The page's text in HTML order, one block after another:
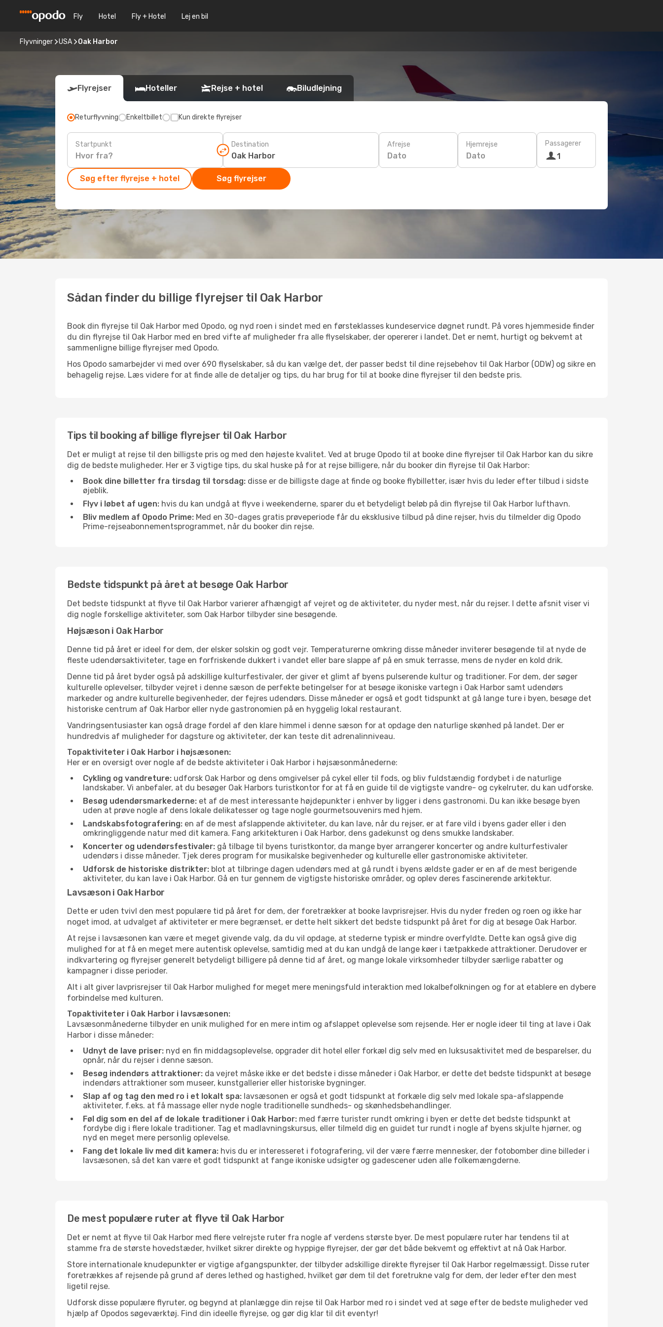
Fly Hotel Fly + Hotel Lej en bil
Flyvninger USA Oak Harbor
Flyrejser Hoteller Rejse + hotel Biludlejning
Returflyvning Enkeltbillet Kun direkte flyrejser
Startpunkt Destination Afrejse
Dato
Hjemrejse
Dato
Passagerer
1
Søg efter flyrejse + hotel Søg flyrejser
Sådan finder du billige flyrejser til Oak Harbor
Book din flyrejse til Oak Harbor med Opodo, og nyd roen i sindet med en førsteklasses kundeservice døgnet rundt. På vores hjemmeside finder
du din flyrejse til Oak Harbor med en bred vifte af muligheder fra alle flyselskaber, der opererer i landet. Det er nemt, hurtigt og bekvemt at
sammenligne billige flyrejser med Opodo.
Hos Opodo samarbejder vi med over 690 flyselskaber, så du kan vælge det, der passer bedst til dine rejsebehov til Oak Harbor (ODW) og sikre en
behagelig rejse. Læs videre for at finde alle de detaljer og tips, du har brug for til at booke dine flyrejser til den bedste pris.
Tips til booking af billige flyrejser til Oak Harbor
Det er muligt at rejse til den billigste pris og med den højeste kvalitet. Ved at bruge Opodo til at booke dine flyrejser til Oak Harbor kan du sikre
dig de bedste muligheder. Her er 3 vigtige tips, du skal huske på for at rejse billigere, når du booker din flyrejse til Oak Harbor:
Book dine billetter fra tirsdag til torsdag: disse er de billigste dage at finde og booke flybilletter, især hvis du leder efter tilbud i sidste
øjeblik.
Flyv i løbet af ugen: hvis du kan undgå at flyve i weekenderne, sparer du et betydeligt beløb på din flyrejse til Oak Harbor lufthavn.
Bliv medlem af Opodo Prime: Med en 30-dages gratis prøveperiode får du eksklusive tilbud på dine rejser, hvis du tilmelder dig Opodo
Prime-rejseabonnementsprogrammet, når du booker din rejse.
Bedste tidspunkt på året at besøge Oak Harbor
Det bedste tidspunkt at flyve til Oak Harbor varierer afhængigt af vejret og de aktiviteter, du nyder mest, når du rejser. I dette afsnit viser vi
dig nogle forskellige aktiviteter, som Oak Harbor tilbyder sine besøgende.
Højsæson i Oak Harbor
Denne tid på året er ideel for dem, der elsker solskin og godt vejr. Temperaturerne omkring disse måneder inviterer besøgende til at nyde de
fleste udendørsaktiviteter, tage en forfriskende dukkert i vandet eller bare slappe af på en smuk terrasse, mens de nyder en kold drik.
Denne tid på året byder også på adskillige kulturfestivaler, der giver et glimt af byens pulserende kultur og traditioner. For dem, der søger
kulturelle oplevelser, tilbyder vejret i denne sæson de perfekte betingelser for at besøge ikoniske vartegn i Oak Harbor samt udendørs
markeder og andre kulturelle begivenheder, der fejres udendørs. Disse måneder er også et godt tidspunkt at gå lange ture i byen, besøge det
historiske centrum af Oak Harbor eller nyde gastronomien på en hyggelig lokal restaurant.
Vandringsentusiaster kan også drage fordel af den klare himmel i denne sæson for at opdage den naturlige skønhed på landet. Der er
hundredvis af muligheder for dagsture og aktiviteter, der kan teste dit adrenalinniveau.
Topaktiviteter i Oak Harbor i højsæsonen:
Her er en oversigt over nogle af de bedste aktiviteter i Oak Harbor i højsæsonmånederne:
Cykling og vandreture: udforsk Oak Harbor og dens omgivelser på cykel eller til fods, og bliv fuldstændig fordybet i de naturlige
landskaber. Vi anbefaler, at du besøger Oak Harbors turistkontor for at få en guide til de vigtigste vandre- og cykelruter, du kan udforske.
Besøg udendørsmarkederne: et af de mest interessante højdepunkter i enhver by ligger i dens gastronomi. Du kan ikke besøge byen
uden at prøve nogle af dens lokale delikatesser og tage nogle gourmetsouvenirs med hjem.
Landskabsfotografering: en af de mest afslappende aktiviteter, du kan lave, når du rejser, er at fare vild i byens gader eller i den
omkringliggende natur med dit kamera. Fang arkitekturen i Oak Harbor, dens gadekunst og dens smukke landskaber.
Koncerter og udendørsfestivaler: gå tilbage til byens turistkontor, da mange byer arrangerer koncerter og andre kulturfestivaler
udendørs i disse måneder. Tjek deres program for musikalske begivenheder og kulturelle eller gastronomiske aktiviteter.
Udforsk de historiske distrikter: blot at tilbringe dagen udendørs med at gå rundt i byens ældste gader er en af de mest berigende
aktiviteter, du kan lave i Oak Harbor. Gå en tur gennem de vigtigste historiske områder, og oplev deres fascinerende arkitektur.
Lavsæson i Oak Harbor
Dette er uden tvivl den mest populære tid på året for dem, der foretrækker at booke lavprisrejser. Hvis du nyder freden og roen og ikke har
noget imod, at udvalget af aktiviteter er mere begrænset, er dette helt sikkert det bedste tidspunkt på året for dig at besøge Oak Harbor.
At rejse i lavsæsonen kan være et meget givende valg, da du vil opdage, at stederne typisk er mindre overfyldte. Dette kan også give dig
mulighed for at få en meget mere autentisk oplevelse, samtidig med at du kan undgå de lange køer i tætpakkede attraktioner. Derudover er
indkvartering og flyrejser generelt betydeligt billigere på denne tid af året, og mange lokale virksomheder tilbyder særlige rabatter og
kampagner i disse perioder.
Alt i alt giver lavprisrejser til Oak Harbor mulighed for meget mere meningsfuld interaktion med lokalbefolkningen og for at etablere en dybere
forbindelse med kulturen.
Topaktiviteter i Oak Harbor i lavsæsonen:
Lavsæsonmånederne tilbyder en unik mulighed for en mere intim og afslappet oplevelse som rejsende. Her er nogle ideer til ting at lave i Oak
Harbor i disse måneder:
Udnyt de lave priser: nyd en fin middagsoplevelse, opgrader dit hotel eller forkæl dig selv med en luksusaktivitet med de besparelser, du
opnår, når du rejser i denne sæson.
Besøg indendørs attraktioner: da vejret måske ikke er det bedste i disse måneder i Oak Harbor, er dette det bedste tidspunkt at besøge
indendørs attraktioner som museer, kunstgallerier eller historiske bygninger.
Slap af og tag den med ro i et lokalt spa: lavsæsonen er også et godt tidspunkt at forkæle dig selv med lokale spa-afslappende
aktiviteter, f.eks. at få massage eller nyde nogle traditionelle sundheds- og skønhedsbehandlinger.
Føl dig som en del af de lokale traditioner i Oak Harbor: med færre turister rundt omkring i byen er dette det bedste tidspunkt at
fordybe dig i flere lokale traditioner. Tag et madlavningskursus, eller tilmeld dig en guidet tur rundt i nogle af byens skjulte hjørner, og
nyd en meget mere personlig oplevelse.
Fang det lokale liv med dit kamera: hvis du er interesseret i fotografering, vil der være færre mennesker, der fotobomber dine billeder i
lavsæsonen, så det kan være et godt tidspunkt at fange ikoniske udsigter og gadescener uden alle folkemængderne.
De mest populære ruter at flyve til Oak Harbor
Det er nemt at flyve til Oak Harbor med flere velrejste ruter fra nogle af verdens største byer. De mest populære ruter har tendens til at
stamme fra de største hovedstæder, hvilket sikrer direkte og hyppige flyrejser, der gør det både bekvemt og effektivt at nå Oak Harbor.
Store internationale knudepunkter er vigtige afgangspunkter, der tilbyder adskillige direkte flyrejser til Oak Harbor regelmæssigt. Disse ruter
foretrækkes af rejsende på grund af deres lethed og hastighed, hvilket gør dem til det foretrukne valg for dem, der leder efter den mest
ligetil rejse.
Udforsk disse populære flyruter, og begynd at planlægge din rejse til Oak Harbor med ro i sindet ved at søge efter de bedste muligheder ved
hjælp af Opodos søgeværktøj. Find din ideelle flyrejse, og gør dig klar til dit eventyr!